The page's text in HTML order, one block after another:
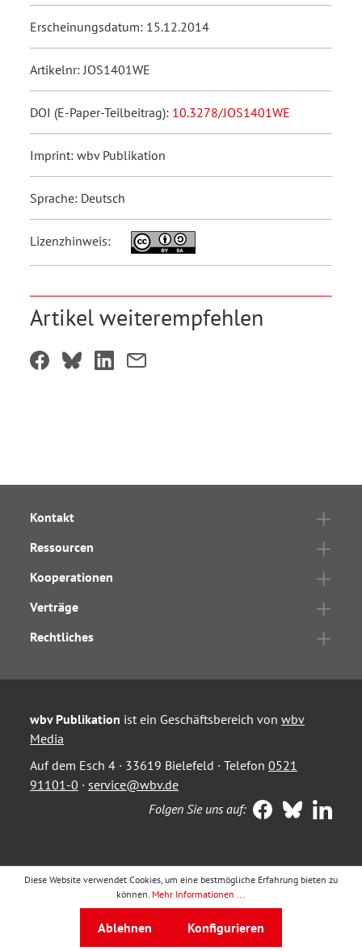
Erscheinungsdatum: 15.12.2014
Artikelnr: JOS1401WE
DOI (E-Paper-Teilbeitrag): 10.3278/JOS1401WE
Imprint: wbv Publikation
Sprache: Deutsch
Lizenzhinweis:
Artikel weiterempfehlen
Kontakt
Ressourcen
Kooperationen
Verträge
Rechtliches
wbv Publikation ist ein Geschäftsbereich von wbv
Media
Auf dem Esch 4 · 33619 Bielefeld · Telefon 0521
91101-0 · service@wbv.de
Folgen Sie uns auf:
Diese Website verwendet Cookies, um eine bestmögliche Erfahrung bieten zu
können. Mehr Informationen ...
Ablehnen Konfigurieren